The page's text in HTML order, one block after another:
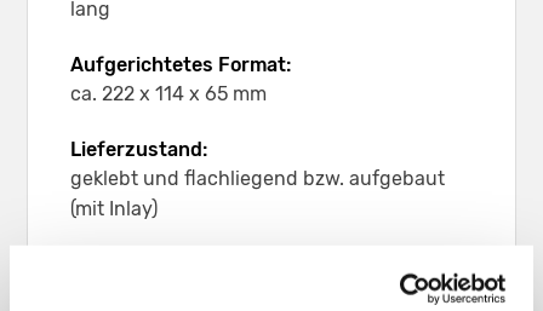
lang
Aufgerichtetes Format:
ca. 222 x 114 x 65 mm
Lieferzustand:
geklebt und flachliegend bzw. aufgebaut
(mit Inlay)